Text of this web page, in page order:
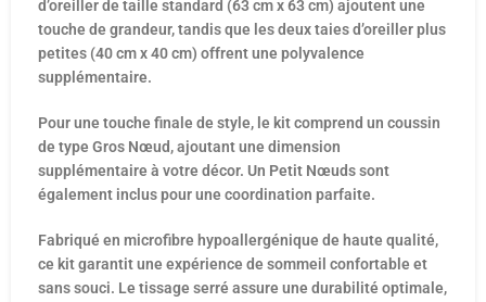
d’oreiller de taille standard (63 cm x 63 cm) ajoutent une
touche de grandeur, tandis que les deux taies d’oreiller plus
petites (40 cm x 40 cm) offrent une polyvalence
supplémentaire.
Pour une touche finale de style, le kit comprend un coussin
de type Gros Nœud, ajoutant une dimension
supplémentaire à votre décor. Un Petit Nœuds sont
également inclus pour une coordination parfaite.
Fabriqué en microfibre hypoallergénique de haute qualité,
ce kit garantit une expérience de sommeil confortable et
sans souci. Le tissage serré assure une durabilité optimale,